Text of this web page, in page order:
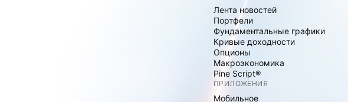
Лента новостей
Портфели
Фундаментальные графики
Кривые доходности
Опционы
Макроэкономика
Pine Script®
ПРИЛОЖЕНИЯ
Мобильное